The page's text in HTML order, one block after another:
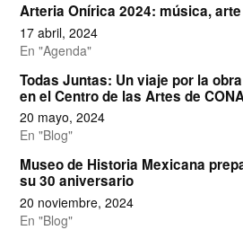
Arteria Onírica 2024: música,
17 abril, 2024
En "Agenda"
Todas Juntas: Un viaje por la
en el Centro de las Artes de
20 mayo, 2024
En "Blog"
Museo de Historia Mexicana
su 30 aniversario
20 noviembre, 2024
En "Blog"